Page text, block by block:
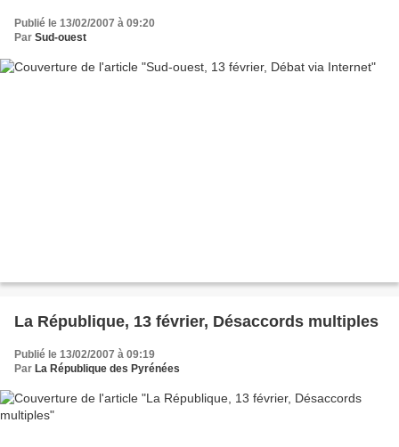
Publié le 13/02/2007 à 09:20
Par Sud-ouest
La République, 13 février, Désaccords multiples
Publié le 13/02/2007 à 09:19
Par La République des Pyrénées